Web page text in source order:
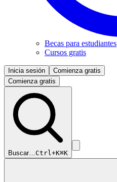
Becas para estudiantes
Cursos gratis
Inicia sesión
Comienza gratis
Comienza gratis
Buscar…Ctrl+K⌘K